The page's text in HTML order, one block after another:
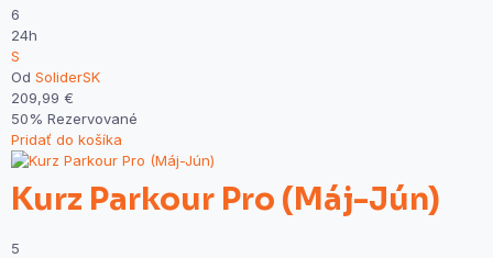
6
24h
S
Od SoliderSK
209,99 €
50% Rezervované
Pridať do košíka
Kurz Parkour Pro (Máj-Jún)
5